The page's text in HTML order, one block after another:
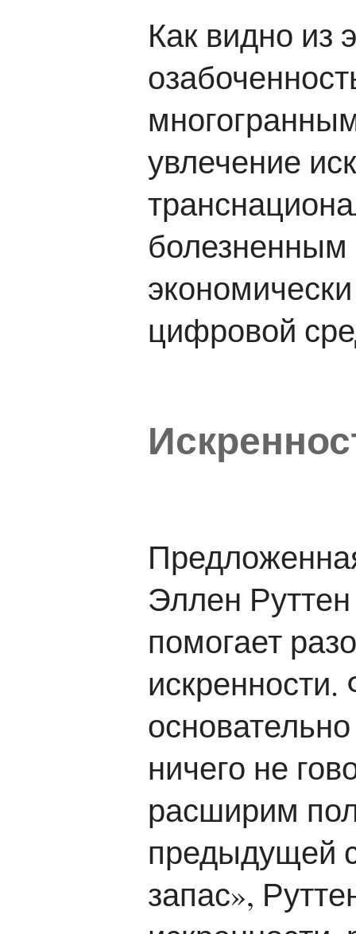
Как видно из
увлечение
цифровой
Эллен
помогает
ничего не
расширим
предыдущей
запас»,